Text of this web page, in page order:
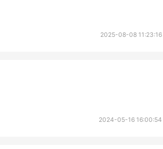
2025-08-08 11:23:16
2024-05-16 16:00:54
低至5折